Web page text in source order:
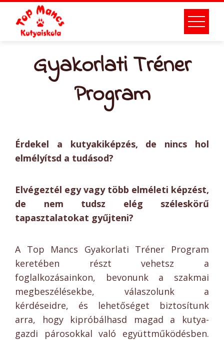
Gyakorlati Tréner
Program
Érdekel a kutyakiképzés, de nincs hol
elmélyítsd a tudásod?
Elvégeztél egy vagy több elméleti képzést,
de nem tudsz elég széleskörű
tapasztalatokat gyűjteni?
A Top Mancs Gyakorlati Tréner Program
keretében részt vehetsz a
foglalkozásainkon, bevonunk a szakmai
megbeszélésekbe, válaszolunk a
kérdéseidre, és lehetőséget biztosítunk
arra, hogy kipróbálhasd magad a kutya-
gazdi párosokkal való együttműködésben.